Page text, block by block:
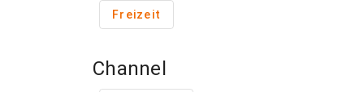
Freizeit
Channel